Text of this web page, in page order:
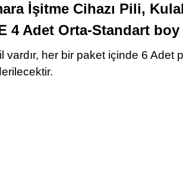
İşitme Cihazı Pili,
4 Adet Orta-Standart
her bir paket içinde 6